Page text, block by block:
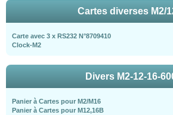
Cartes diverses M2/
Carte avec 3 x RS232 N°8709410
Clock-M2
Divers M2-12-16-
Panier à Cartes pour M2/M16
Panier à Cartes pour M12,16B